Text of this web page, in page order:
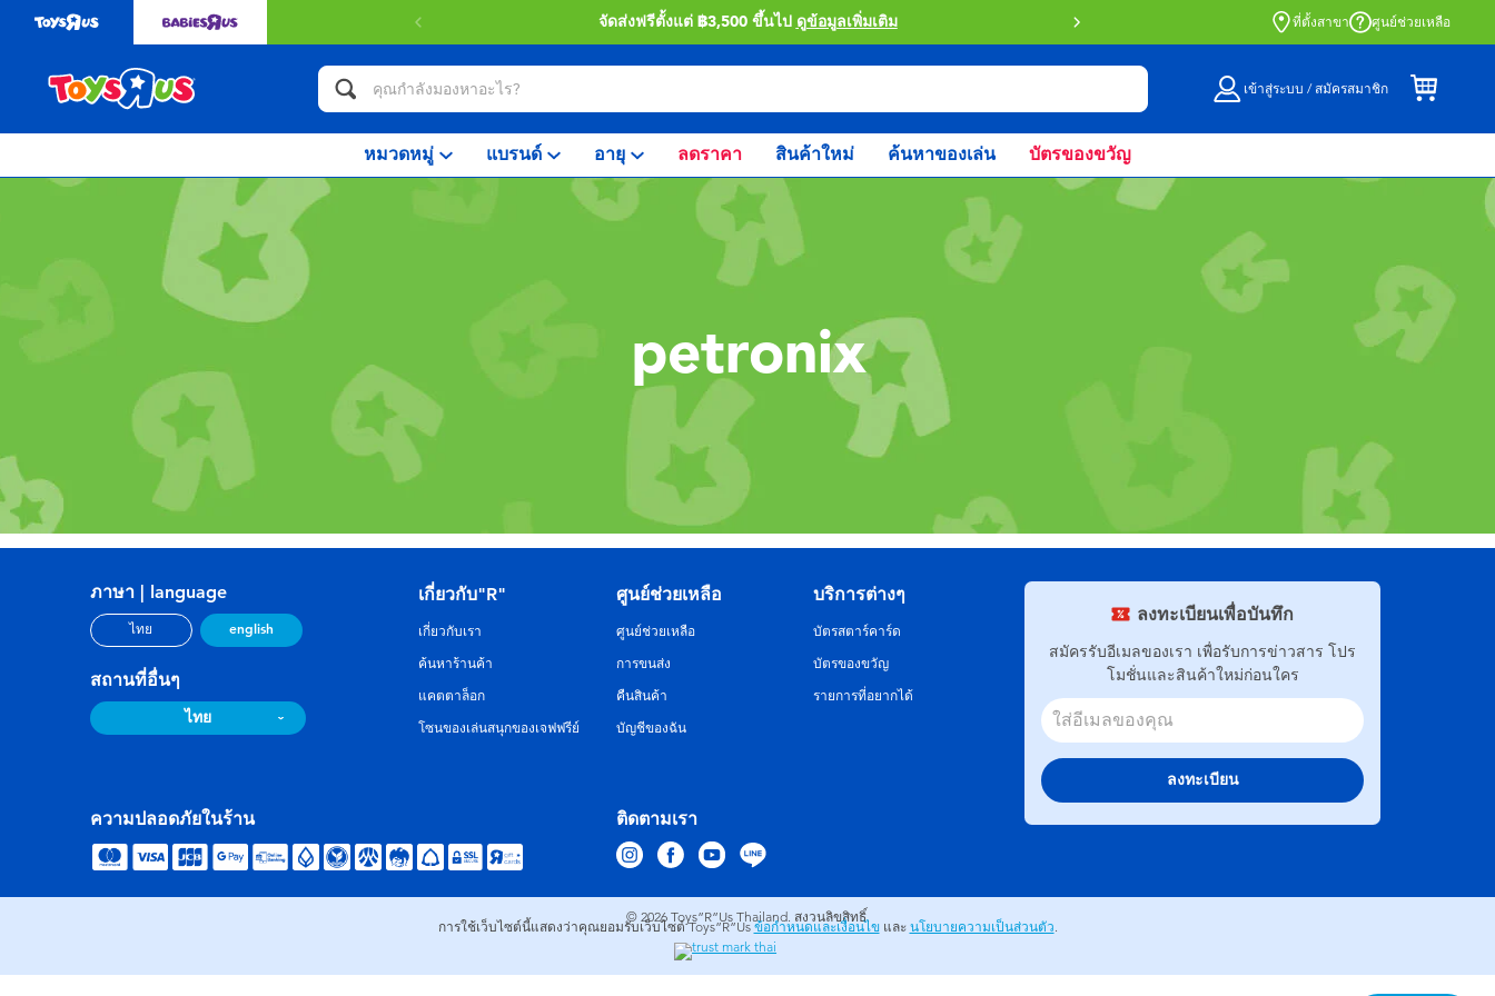
จัดส่งฟรีตั้งแต่ ฿3,500 ขึ้นไป ดูข้อมูลเพิ่มเติม สั่งซื้อออนไลน์และรับที่หน้าร้านด้วย Click
ที่ตั้งสาขา ศูนย์ช่วยเหลือ
เข้าสู่ระบบ / สมัครสมาชิก
หมวดหมู่ แบรนด์ อายุ ลดราคา สินค้าใหม่ ค้นหาของเล่น บัตรของขวัญ
petronix
ลงทะเบียนเพื่อบันทึก
สมัครรับอีเมลของเรา เพื่อรับการข่าวสาร โปร
โมชั่นและสินค้าใหม่ก่อนใคร
ลงทะเบียน
ภาษา | language
ไทย english
สถานที่อื่นๆ
ไทย
ติดตามเรา
เกี่ยวกับ"R"
เกี่ยวกับเรา
ค้นหาร้านค้า
แคตตาล็อก
โซนของเล่นสนุกของเจฟฟรีย์
ศูนย์ช่วยเหลือ
ศูนย์ช่วยเหลือ
การขนส่ง
คืนสินค้า
บัญชีของฉัน
บริการต่างๆ
บัตรสตาร์คาร์ด
บัตรของขวัญ
รายการที่อยากได้
ความปลอดภัยในร้าน
© 2026 Toys”R”Us Thailand. สงวนลิขสิทธิ์.
การใช้เว็บไซต์นี้แสดงว่าคุณยอมรับเว็บไซต์ Toys”R”Usข้อกำหนดและเงื่อนไขและ นโยบายความเป็นส่วนตัว